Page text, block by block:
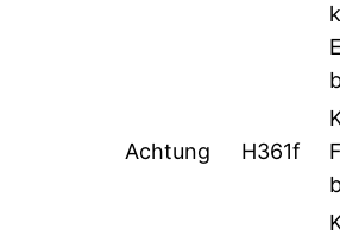
Achtung H361f